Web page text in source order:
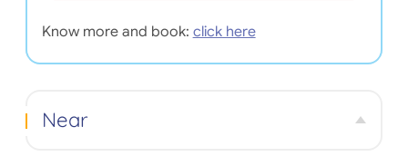
Know more and book: click here
Near